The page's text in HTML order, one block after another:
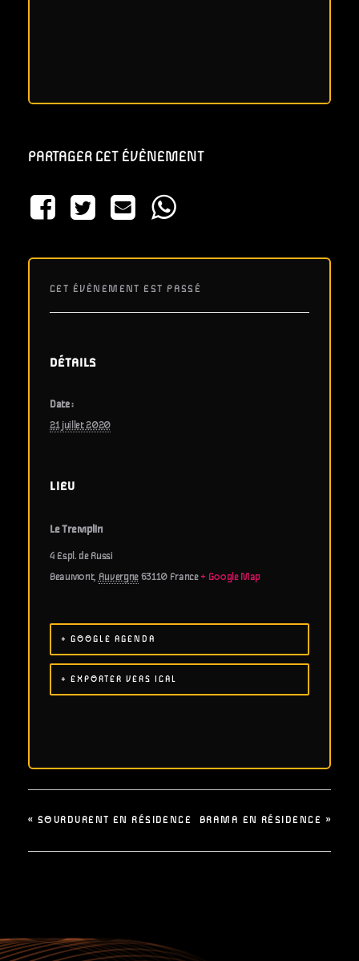
PARTAGER CET ÉVÈNEMENT
CET ÉVÈNEMENT EST PASSÉ
DÉTAILS
Date :
21 juillet 2020
LIEU
Le Tremplin
4 Espl. de Russi
Beaumont, Auvergne 63110 France + Google Map
+ GOOGLE AGENDA
+ EXPORTER VERS ICAL
« SOURDURENT EN RÉSIDENCE BRAMA EN RÉSIDENCE »